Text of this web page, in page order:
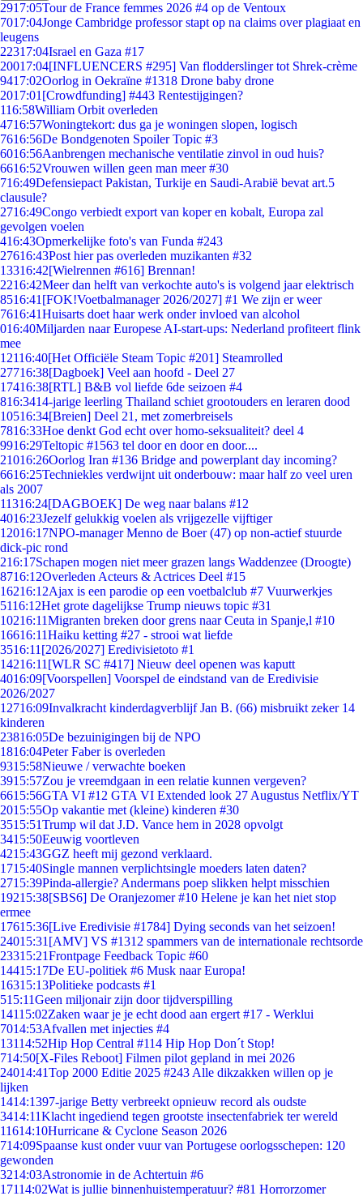
2917:05Tour de France femmes 2026 #4 op de Ventoux
7017:04Jonge Cambridge professor stapt op na claims over plagiaat en
leugens
22317:04Israel en Gaza #17
20017:04[INFLUENCERS #295] Van flodderslinger tot Shrek-crème
9417:02Oorlog in Oekraïne #1318 Drone baby drone
2017:01 [Crowdfunding] #443 Rentestijgingen?
116:58William Orbit overleden
4716:57Woningtekort: dus ga je woningen slopen, logisch
7616:56De Bondgenoten Spoiler Topic #3
6016:56Aanbrengen mechanische ventilatie zinvol in oud huis?
6616:52Vrouwen willen geen man meer #30
716:49Defensiepact Pakistan, Turkije en Saudi-Arabië bevat art.5
clausule?
2716:49Congo verbiedt export van koper en kobalt, Europa zal
gevolgen voelen
416:43Opmerkelijke foto's van Funda #243
27616:43Post hier pas overleden muzikanten #32
13316:42[Wielrennen #616] Brennan!
2216:42Meer dan helft van verkochte auto's is volgend jaar elektrisch
8516:41 [FOK!Voetbalmanager 2026/2027] #1 We zijn er weer
7616:41Huisarts doet haar werk onder invloed van alcohol
016:40Miljarden naar Europese AI-start-ups: Nederland profiteert flink
mee
12116:40[Het Officiële Steam Topic #201] Steamrolled
27716:38[Dagboek] Veel aan hoofd - Deel 27
17416:38[RTL] B&B vol liefde 6de seizoen #4
816:3414-jarige leerling Thailand schiet grootouders en leraren dood
10516:34[Breien] Deel 21, met zomerbreisels
7816:33Hoe denkt God echt over homo-seksualiteit? deel 4
9916:29Teltopic #1563 tel door en door en door....
21016:26Oorlog Iran #136 Bridge and powerplant day incoming?
6616:25Techniekles verdwijnt uit onderbouw: maar half zo veel uren
als 2007
11316:24[DAGBOEK] De weg naar balans #12
4016:23Jezelf gelukkig voelen als vrijgezelle vijftiger
12016:17NPO-manager Menno de Boer (47) op non-actief stuurde
dick-pic rond
216:17Schapen mogen niet meer grazen langs Waddenzee (Droogte)
8716:12Overleden Acteurs & Actrices Deel #15
16216:12Ajax is een parodie op een voetbalclub #7 Vuurwerkjes
5116:12Het grote dagelijkse Trump nieuws topic #31
10216:11Migranten breken door grens naar Ceuta in Spanje,l #10
16616:11Haiku ketting #27 - strooi wat liefde
3516:11 [2026/2027] Eredivisietoto #1
14216:11 [WLR SC #417] Nieuw deel openen was kaputt
4016:09[Voorspellen] Voorspel de eindstand van de Eredivisie
2026/2027
12716:09Invalkracht kinderdagverblijf Jan B. (66) misbruikt zeker 14
kinderen
23816:05De bezuinigingen bij de NPO
1816:04Peter Faber is overleden
9315:58Nieuwe / verwachte boeken
3915:57Zou je vreemdgaan in een relatie kunnen vergeven?
6615:56GTA VI #12 GTA VI Extended look 27 Augustus Netflix/YT
2015:55Op vakantie met (kleine) kinderen #30
3515:51Trump wil dat J.D. Vance hem in 2028 opvolgt
3415:50Eeuwig voortleven
4215:43GGZ heeft mij gezond verklaard.
1715:40Single mannen verplichtsingle moeders laten daten?
2715:39Pinda-allergie? Andermans poep slikken helpt misschien
19215:38[SBS6] De Oranjezomer #10 Helene je kan het niet stop
ermee
17615:36[Live Eredivisie #1784] Dying seconds van het seizoen!
24015:31 [AMV] VS #1312 spammers van de internationale rechtsorde
23315:21Frontpage Feedback Topic #60
14415:17De EU-politiek #6 Musk naar Europa!
16315:13Politieke podcasts #1
515:11Geen miljonair zijn door tijdverspilling
14115:02Zaken waar je je echt dood aan ergert #17 - Werklui
7014:53Afvallen met injecties #4
13114:52Hip Hop Central #114 Hip Hop Don´t Stop!
714:50[X-Files Reboot] Filmen pilot gepland in mei 2026
24014:41Top 2000 Editie 2025 #243 Alle dikzakken willen op je
lijken
1414:1397-jarige Betty verbreekt opnieuw record als oudste
3414:11Klacht ingediend tegen grootste insectenfabriek ter wereld
11614:10Hurricane & Cyclone Season 2026
714:09Spaanse kust onder vuur van Portugese oorlogsschepen: 120
gewonden
3214:03Astronomie in de Achtertuin #6
17114:02Wat is jullie binnenhuistemperatuur? #81 Horrorzomer